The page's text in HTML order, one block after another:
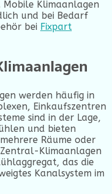
Klimaanlagen
und bei Bedarf
bei Fixpart
werden häufig in
Einkaufszentren
sind in der Lage,
und bieten
Räume oder
Klimaanlagen
das die
Kanalsystem im